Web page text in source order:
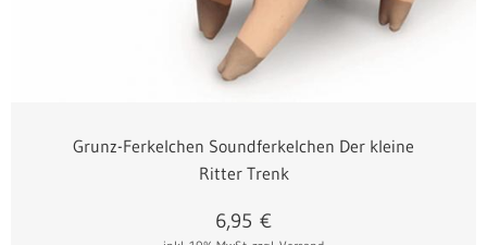
Grunz-Ferkelchen Soundferkelchen Der kleine
Ritter Trenk
6,95 €